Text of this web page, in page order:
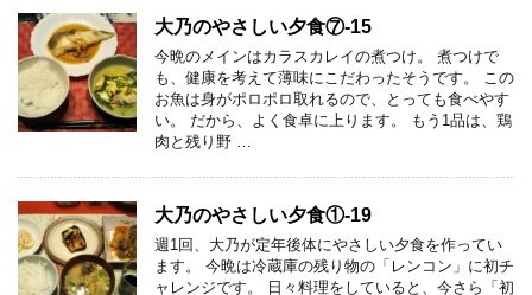
大乃のやさしい夕食⑦-15
今晩のメインはカラスカレイの煮つけ。 煮つけで
も、健康を考えて薄味にこだわったそうです。 この
お魚は身がポロポロ取れるので、とっても食べやす
い。 だから、よく食卓に上ります。 もう1品は、鶏
肉と残り野 …
大乃のやさしい夕食①-19
週1回、大乃が定年後体にやさしい夕食を作ってい
ます。 今晩は冷蔵庫の残り物の「レンコン」に初チ
ャレンジです。 日々料理をしていると、今さら「初